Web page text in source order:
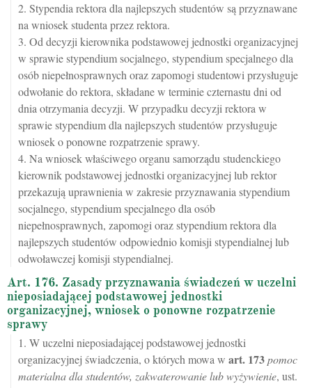
2. Stypendia rektora dla najlepszych studentów są przyznawane
na wniosek studenta przez rektora.
3. Od decyzji kierownika podstawowej jednostki organizacyjnej
w sprawie stypendium socjalnego, stypendium specjalnego dla
osób niepełnosprawnych oraz zapomogi studentowi przysługuje
odwołanie do rektora, składane w terminie czternastu dni od
dnia otrzymania decyzji. W przypadku decyzji rektora w
sprawie stypendium dla najlepszych studentów przysługuje
wniosek o ponowne rozpatrzenie sprawy.
4. Na wniosek właściwego organu samorządu studenckiego
kierownik podstawowej jednostki organizacyjnej lub rektor
przekazują uprawnienia w zakresie przyznawania stypendium
socjalnego, stypendium specjalnego dla osób
niepełnosprawnych, zapomogi oraz stypendium rektora dla
najlepszych studentów odpowiednio komisji stypendialnej lub
odwoławczej komisji stypendialnej.
Art. 176. Zasady przyznawania świadczeń w uczelni
nieposiadającej podstawowej jednostki
organizacyjnej, wniosek o ponowne rozpatrzenie
sprawy
1. W uczelni nieposiadającej podstawowej jednostki
organizacyjnej świadczenia, o których mowa w art. 173pomoc
materialna dla studentów, zakwaterowanie lub wyżywienie, ust.